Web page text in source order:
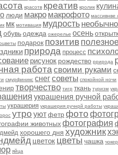
красотв креатив кролик
люди макро макрофото массивнве
мк мотивация мудрость
обувьодежда ожерелье осень
подарок позитив
природа процесс
рисунок рождество ррирода
работа своими руками
смурфиникс снегсоветы спокойной ночи
творчество тигр ткань туризм
украшения ручной
украшерия украшерия ручнрй работы
утро уютфетрфото
животныхфотография
хорошего дня художник
цветок цветы чашка
яйца